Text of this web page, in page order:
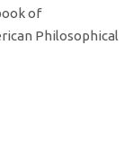
of
Philosophical